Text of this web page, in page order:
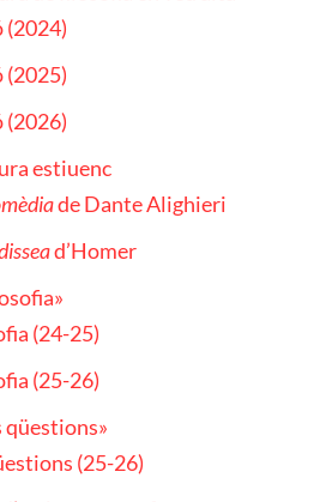
(2024)
(2025)
(2026)
estiuenc
de Dante Alighieri
d’Homer
(24-25)
(25-26)
qüestions»
(25-26)